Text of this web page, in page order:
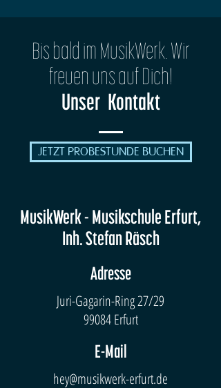
Bis bald im MusikWerk. Wir
freuen uns auf Dich!
Unser Kontakt
JETZT PROBESTUNDE BUCHEN
MusikWerk - Musikschule Erfurt,
Inh. Stefan Räsch
Adresse
Juri-Gagarin-Ring 27/29
99084 Erfurt
E-Mail
hey@musikwerk-erfurt.de